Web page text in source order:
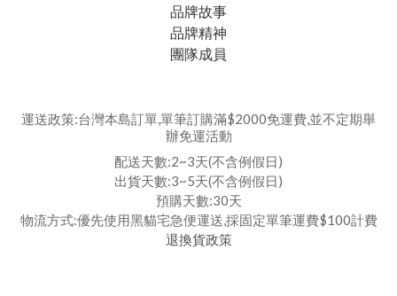
品牌故事
品牌精神
團隊成員
運送政策:台灣本島訂單,單筆訂購滿$2000免運費,並不定期舉
辦免運活動
配送天數:2~3天(不含例假日)
出貨天數:3~5天(不含例假日)
預購天數:30天
物流方式:優先使用黑貓宅急便運送,採固定單筆運費$100計費
退換貨政策